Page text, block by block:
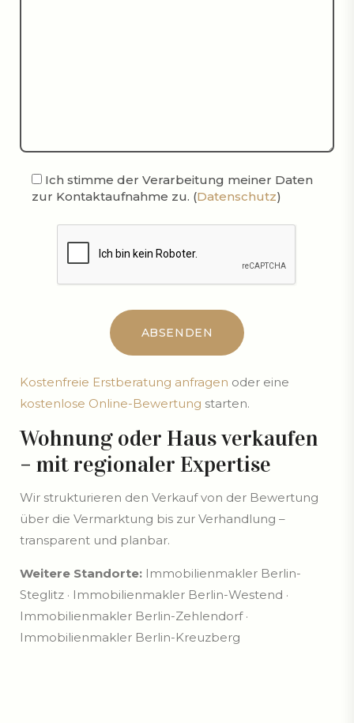
Ich stimme der Verarbeitung meiner Daten
zur Kontaktaufnahme zu. (Datenschutz)
Kostenfreie Erstberatung anfragen oder eine
kostenlose Online-Bewertung starten.
Wohnung oder Haus verkaufen
– mit regionaler Expertise
Wir strukturieren den Verkauf von der Bewertung
über die Vermarktung bis zur Verhandlung –
transparent und planbar.
Weitere Standorte: Immobilienmakler Berlin-
Steglitz · Immobilienmakler Berlin-Westend ·
Immobilienmakler Berlin-Zehlendorf ·
Immobilienmakler Berlin-Kreuzberg